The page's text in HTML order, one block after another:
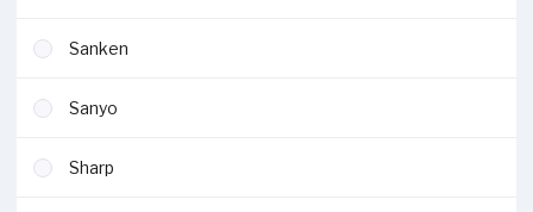
Sanken
Sanyo
Sharp